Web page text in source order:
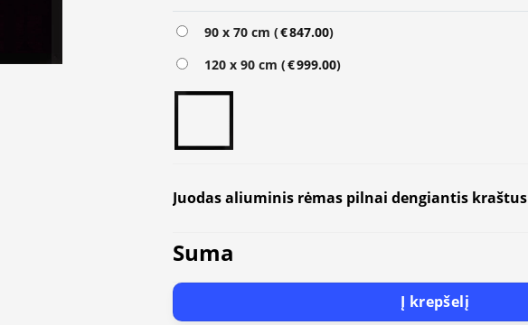
90 x 70 cm (€847.00)
120 x 90 cm (€999.00)
Juodas aliuminis rėmas pilnai dengiantis kraštus
Suma
Į krepšelį
Alternative: